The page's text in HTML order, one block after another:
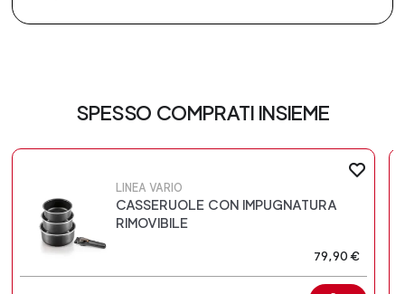
SPESSO COMPRATI INSIEME
LINEA VARIO
CASSERUOLE CON IMPUGNATURA
RIMOVIBILE
79,90 €